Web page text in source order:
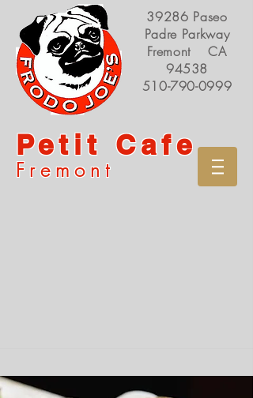
39286 Paseo
Padre Parkway
Fremont CA
94538
510-790-0999
Petit Cafe
Fremont